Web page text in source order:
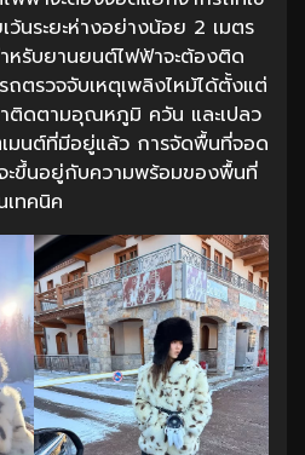
ว้นระยะห่างอย่างน้อย 2 เมตร
รับยานยนต์ไฟฟ้าจะต้องติด
ตรวจจับเหตุเพลิงไหม้ได้ตั้งแต่
าติดตามอุณหภูมิ ควัน และเปลว
เมนต์ที่มีอยู่แล้ว การจัดพื้นที่จอด
ะขึ้นอยู่กับความพร้อมของพื้นที่
เทคนิค